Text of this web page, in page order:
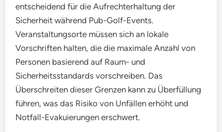
entscheidend für die Aufrechterhaltung der
Sicherheit während Pub-Golf-Events.
Veranstaltungsorte müssen sich an lokale
Vorschriften halten, die die maximale Anzahl von
Personen basierend auf Raum- und
Sicherheitsstandards vorschreiben. Das
Überschreiten dieser Grenzen kann zu Überfüllung
führen, was das Risiko von Unfällen erhöht und
Notfall-Evakuierungen erschwert.